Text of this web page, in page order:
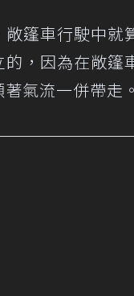
篷車行駛中
，因為在敞
氣流一併帶走。